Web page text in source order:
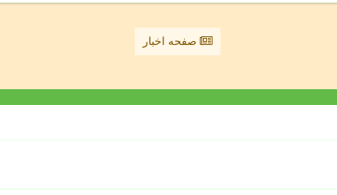
صفحه اخبار